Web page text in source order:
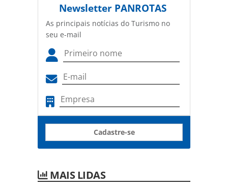
Newsletter PANROTAS
As principais notícias do Turismo no
seu e-mail
Cadastre-se
MAIS LIDAS